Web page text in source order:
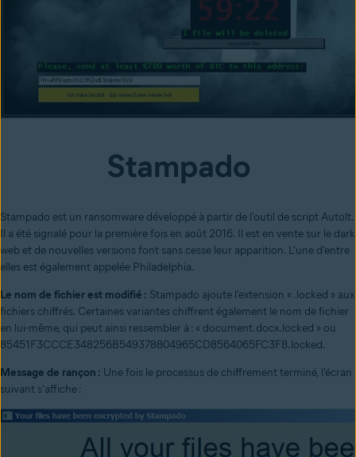
Stampado
Stampado est un ransomware développé à partir de l'outil de script Autolt.
Il a été signalé pour la première fois en août 2016. Il est en vente sur le dark
web et de nouvelles versions font sans cesse leur apparition. L'une d'entre
elles est également appelée Philadelphia.
Le nom de fichier est modifié : Stampado ajoute l'extension « .locked » aux
fichiers chiffrés. Certaines variantes chiffrent également le nom de fichier
en lui-même, qui peut ainsi ressembler à : « document.docx.locked » ou
85451F3CCCE348256B549378804965CD8564065FC3F8.locked.
Message de rançon : Une fois le processus de chiffrement terminé, l'écran
suivant s'affiche :